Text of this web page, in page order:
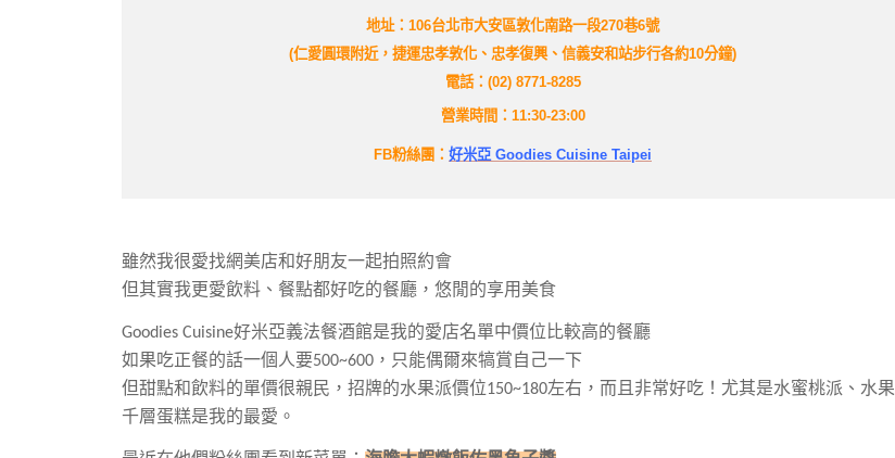
地址：106台北市大安區敦化南路一段270巷6號
(仁愛圓環附近，捷運忠孝敦化、忠孝復興、信義安和站步行各約10分鐘)
電話：(02) 8771-8285
營業時間：11:30-23:00
FB粉絲團： 好米亞 Goodies Cuisine Taipei
雖然我很愛找網美店和好朋友一起拍照約會
但其實我更愛飲料、餐點都好吃的餐廳， 悠閒的享用美食
Goodies Cuisine好米亞義法餐酒館是我的愛店名單中價位比較高的餐廳
如果吃正餐的話一個人要500~600，只能偶爾來犒賞自己一下
但甜點和飲料的單價很親民， 招牌的水果派價位150~180左右，而且非常好吃！ 尤其是水蜜桃派、水果
千層蛋糕是我的最愛。